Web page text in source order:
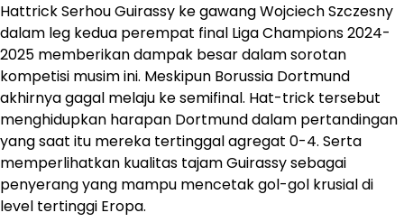
Hattrick Serhou Guirassy ke gawang Wojciech Szczesny
dalam leg kedua perempat final Liga Champions 2024-
2025 memberikan dampak besar dalam sorotan
kompetisi musim ini. Meskipun Borussia Dortmund
akhirnya gagal melaju ke semifinal. Hat-trick tersebut
menghidupkan harapan Dortmund dalam pertandingan
yang saat itu mereka tertinggal agregat 0-4. Serta
memperlihatkan kualitas tajam Guirassy sebagai
penyerang yang mampu mencetak gol-gol krusial di
level tertinggi Eropa.